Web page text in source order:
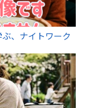
、ナイトワーク